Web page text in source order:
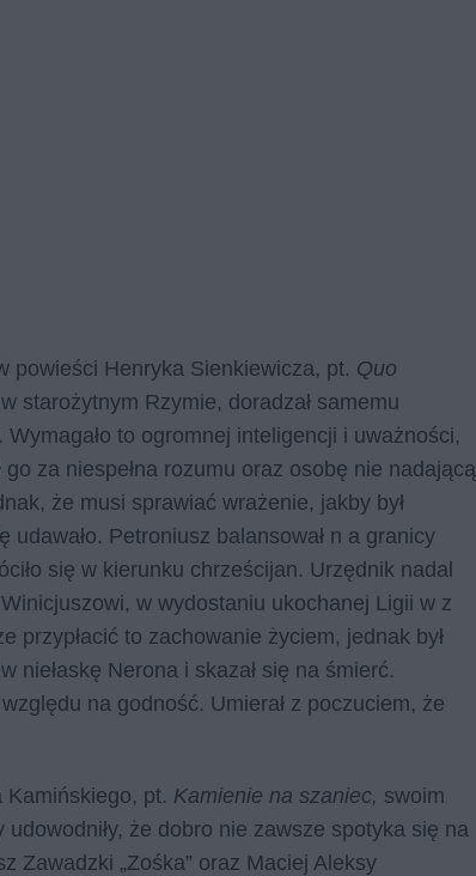
powieści Henryka Sienkiewicza, pt. Quo
starożytnym Rzymie, doradzał samemu
to ogromnej inteligencji i uważności,
za niespełna rozumu oraz osobę nie nadającą
że musi sprawiać wrażenie, jakby był
Petroniusz balansował n a granicy
się w kierunku chrześcijan. Urzędnik nadal
w wydostaniu ukochanej Ligii w z
przypłacić to zachowanie życiem, jednak był
niełaskę Nerona i skazał się na śmierć.
na godność. Umierał z poczuciem, że
pt. Kamienie na szaniec, swoim
że dobro nie zawsze spotyka się na
Zawadzki „Zośka” oraz Maciej Aleksy